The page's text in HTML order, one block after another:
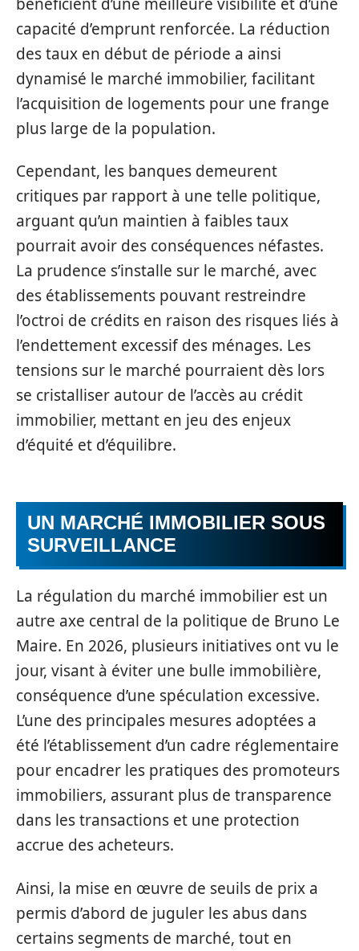
capacité d’emprunt renforcée. La réduction
des taux en début de période a ainsi
dynamisé le marché immobilier, facilitant
l’acquisition de logements pour une frange
plus large de la population.
Cependant, les banques demeurent
critiques par rapport à une telle politique,
arguant qu’un maintien à faibles taux
pourrait avoir des conséquences néfastes.
La prudence s’installe sur le marché, avec
des établissements pouvant restreindre
l’octroi de crédits en raison des risques liés à
l’endettement excessif des ménages. Les
tensions sur le marché pourraient dès lors
se cristalliser autour de l’accès au crédit
immobilier, mettant en jeu des enjeux
d’équité et d’équilibre.
UN MARCHÉ IMMOBILIER SOUS
SURVEILLANCE
La régulation du marché immobilier est un
autre axe central de la politique de Bruno Le
Maire. En 2026, plusieurs initiatives ont vu le
jour, visant à éviter une bulle immobilière,
conséquence d’une spéculation excessive.
L’une des principales mesures adoptées a
été l’établissement d’un cadre réglementaire
pour encadrer les pratiques des promoteurs
immobiliers, assurant plus de transparence
dans les transactions et une protection
accrue des acheteurs.
Ainsi, la mise en œuvre de seuils de prix a
permis d’abord de juguler les abus dans
certains segments de marché, tout en